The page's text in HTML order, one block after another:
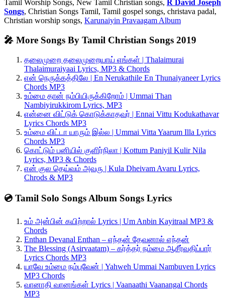
Tamil Worship Songs, New Tamil Christian songs, R David Joseph
Songs, Christian Songs Tamil, Tamil gospel songs, christava padal,
Christian worship songs, Karunaiyin Pravaagam Album
🎤 More Songs By Tamil Christian Songs 2019
தலைமுறை தலைமுறையாய் எங்கள் | Thalaimurai
Thalaimuraiyaai Lyrics, MP3 & Chords
என் நெருக்கத்திலே | En Nerukathile En Thunaiyaneer Lyrics
Chords MP3
உம்மை தான் நம்பியிருக்கிறோம் | Ummai Than
Nambiyirukkirom Lyrics, MP3
என்னை விட்டுக் கொடுக்காதவர் | Ennai Vittu Kodukathavar
Lyrics Chords MP3
உம்மை விட்டா யாரும் இல்ல | Ummai Vitta Yaarum Illa Lyrics
Chords MP3
கொட்டும் பனியில் குளிர்நிலா | Kottum Paniyil Kulir Nila
Lyrics, MP3 & Chords
என் குல தெய்வம் அவரு | Kula Dheivam Avaru Lyrics,
Chrods & MP3
💿 Tamil Solo Songs Album Songs Lyrics
உம் அன்பின் கயிற்றால் Lyrics | Um Anbin Kayitraal MP3 &
Chords
Enthan Devanal Enthan – எந்தன் தேவனால் எந்தன்
The Blessing (Asirvaatam) – கர்த்தர் நம்மை ஆசீர்வதிப்பார்
Lyrics Chords MP3
யாவே உம்மை நம்புவேன் | Yahweh Ummai Nambuven Lyrics
MP3 Chords
வானாதி வானங்கள் Lyrics | Vaanaathi Vaanangal Chords
MP3